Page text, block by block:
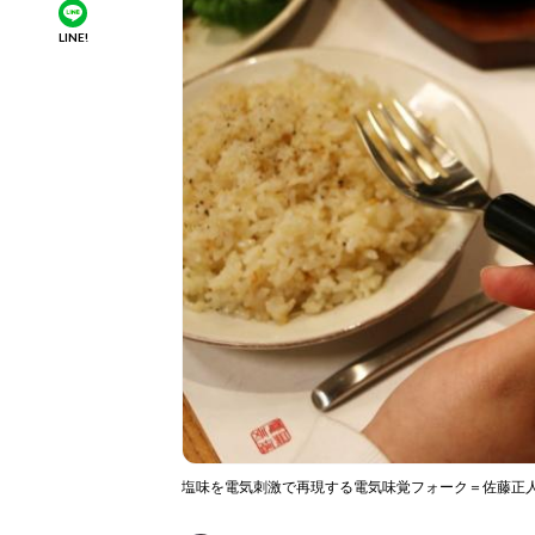
LINE!
塩味を電気刺激で再現する電気味覚フォーク＝佐藤正